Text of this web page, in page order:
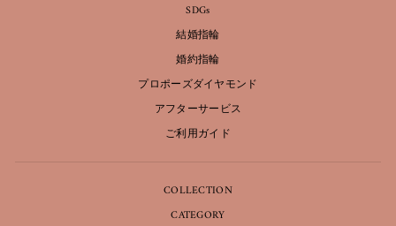
SDGs
結婚指輪
婚約指輪
プロポーズダイヤモンド
アフターサービス
ご利用ガイド
COLLECTION
CATEGORY